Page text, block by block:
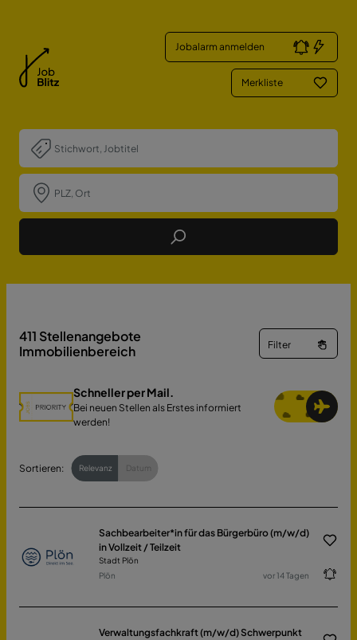
Jobalarm anmelden
Merkliste
Job Finden
411 Stellenangebote
Immobilienbereich
Filter
Schneller per Mail.
Bei neuen Stellen als Erstes informiert
werden!
Sortieren: Relevanz Datum
Sachbearbeiter*in für das Bürgerbüro (m/w/d)
in Vollzeit / Teilzeit
Stadt Plön
Plön
vor 14 Tagen
Verwaltungsfachkraft (m/w/d) Schwerpunkt